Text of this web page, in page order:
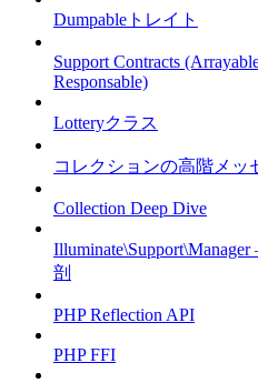
Dumpableトレイト
Support Contracts
Responsable)
Lotteryクラス
コレクションの高階メッ
Collection Deep Dive
剖
PHP Reflection API
PHP FFI